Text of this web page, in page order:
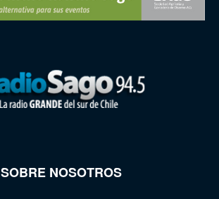
SOBRE NOSOTROS